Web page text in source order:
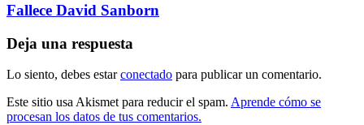
Fallece David Sanborn
Deja una respuesta
Lo siento, debes estarconectado para publicar un comentario.
Este sitio usa Akismet para reducir el spam. Aprende cómo se
procesan los datos de tus comentarios.